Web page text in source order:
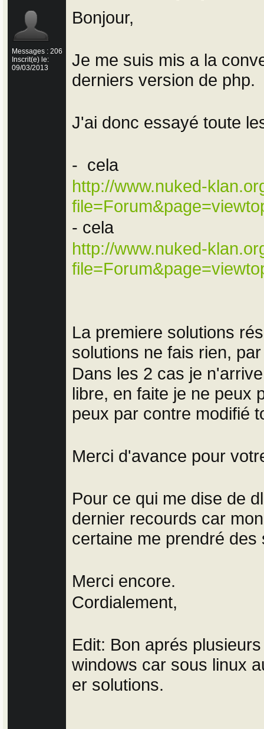
Messages : 206
Inscrit(e) le:
09/03/2013
Bonjour,
Je me suis mis a la
derniers version de php.
J'ai donc essayé toute
- cela
http://www.nuked-
- cela
http://www.nuked-
La premiere solutions
solutions ne fais rien,
Dans les 2 cas je
libre, en faite je ne peux
peux par contre modifié
Merci d'avance pour
Pour ce qui me dise de
dernier recourds car
certaine me prendré
Merci encore.
Cordialement,
Edit: Bon aprés
windows car sous linux
er solutions.